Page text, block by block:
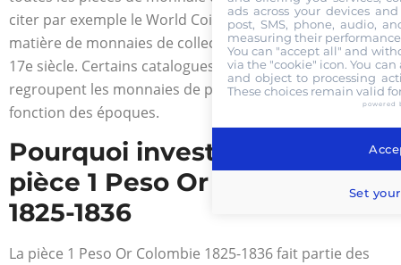
citer par exemple le World Coins, la référence en
matière de monnaies de collection qui existent depuis le
17e siècle. Certains catalogues sont plus spécifiques et
regroupent les monnaies de pays en particulier en
fonction des époques.
Pourquoi investir dans une
pièce 1 Peso Or Colombie
1825-1836
La pièce 1 Peso Or Colombie 1825-1836 fait partie des
ads across your devices
post, SMS, phone, audio,
measuring their
You can "accept all" and
via the "cookie" icon. You
and object to processing
These choices remain valid
powered
Set